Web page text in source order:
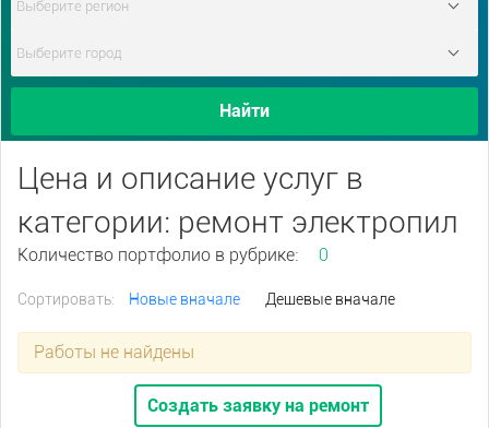
Найти
Цена и описание услуг в
категории: ремонт электропил
Количество портфолио в рубрике: 0
Сортировать: Новые вначале Дешевые вначале
Работы не найдены
Создать заявку на ремонт